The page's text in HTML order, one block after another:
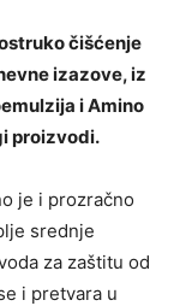
čišćenje
izazove, iz
i Amino
proizvodi.
je i prozračno
srednje
za zaštitu od
i pretvara u